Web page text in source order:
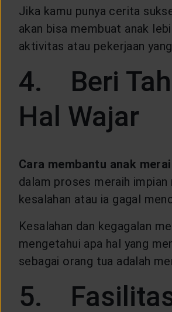
Jika kamu punya cerita
akan bisa membuat anak
aktivitas atau pekerjaan
4. Beri
Hal Wajar
Cara membantu anak
dalam proses meraih impian
kesalahan atau ia gagal
Kesalahan dan kegagalan
mengetahui apa hal yang
sebagai orang tua adalah
5.